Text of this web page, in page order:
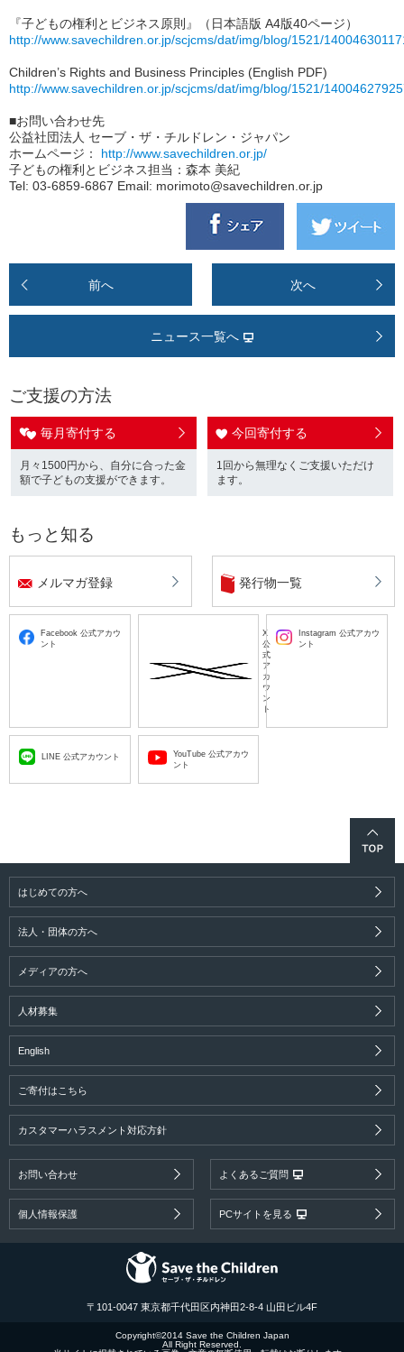
『子どもの権利とビジネス原則』（日本語版 A4版40ページ）
http://www.savechildren.or.jp/scjcms/dat/img/blog/1521/
Children’s Rights and Business Principles (English PDF)
http://www.savechildren.or.jp/scjcms/dat/img/blog/1521/
■お問い合わせ先
公益社団法人 セーブ・ザ・チルドレン・ジャパン
ホームページ： http://www.savechildren.or.jp/
子どもの権利とビジネス担当：森本 美紀
Tel: 03-6859-6867 Email: morimoto@savechildren.or.jp
前へ 次へ
ニュース一覧へ
ご支援の方法
毎月寄付する
月々1500円から、自分に合った金
額で子どもの支援ができます。
今回寄付する
1回から無理なくご支援いただけ
ます。
もっと知る
メルマガ登録 発行物一覧
Facebook 公式アカウ
ント
X
公
式
ア
カ
ウ
ン
ト
Instagram 公式アカウ
ント
LINE 公式アカウント
YouTube 公式アカウ
ント
はじめての方へ
法人・団体の方へ
メディアの方へ
人材募集
English
ご寄付はこちら
カスタマーハラスメント対応方針
お問い合わせ よくあるご質問
個人情報保護 PCサイトを見る
〒101-0047 東京都千代田区内神田2-8-4 山田ビル4F
Copyright©2014 Save the Children Japan
All Right Reserved.